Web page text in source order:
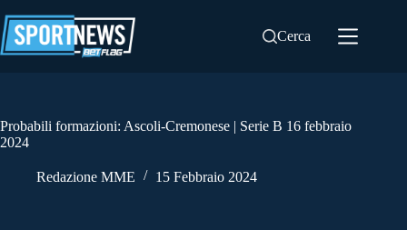
al
contenuto
Cerca
Probabili formazioni: Ascoli-Cremonese | Serie B 16 febbraio
2024
Redazione MME 15 Febbraio 2024